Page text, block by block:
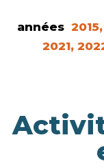
années 2015,
2021,